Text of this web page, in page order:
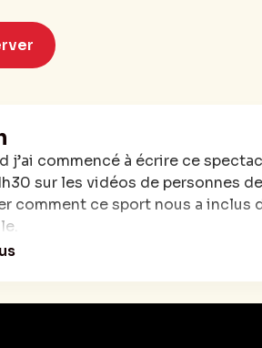
j’ai commencé à écrire ce
sur les vidéos de personnes
comment ce sport nous a inclus
soir, tout change. Le 27 avril